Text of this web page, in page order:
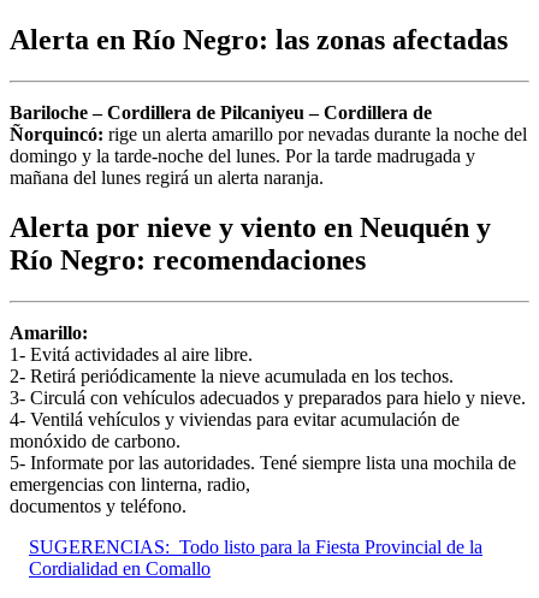
Alerta en Río Negro: las zonas afectadas
Bariloche – Cordillera de Pilcaniyeu – Cordillera de
Ñorquincó: rige un alerta amarillo por nevadas durante la noche del
domingo y la tarde-noche del lunes. Por la tarde madrugada y
mañana del lunes regirá un alerta naranja.
Alerta por nieve y viento en Neuquén y
Río Negro: recomendaciones
Amarillo:
1- Evitá actividades al aire libre.
2- Retirá periódicamente la nieve acumulada en los techos.
3- Circulá con vehículos adecuados y preparados para hielo y nieve.
4- Ventilá vehículos y viviendas para evitar acumulación de
monóxido de carbono.
5- Informate por las autoridades. Tené siempre lista una mochila de
emergencias con linterna, radio,
documentos y teléfono.
SUGERENCIAS: Todo listo para la Fiesta Provincial de la
Cordialidad en Comallo